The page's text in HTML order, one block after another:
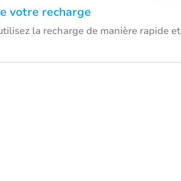
votre recharge
la recharge de manière rapide et